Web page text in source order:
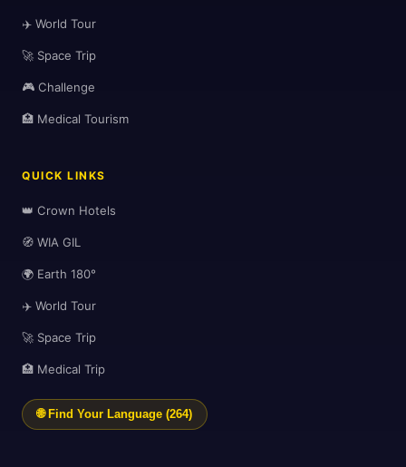
✈️ World Tour
🚀 Space Trip
🎮 Challenge
🏥 Medical Tourism
QUICK LINKS
👑 Crown Hotels
🧭 WIA GIL
🌍 Earth 180°
✈️ World Tour
🚀 Space Trip
🏥 Medical Trip
🌐 Find Your Language (264)